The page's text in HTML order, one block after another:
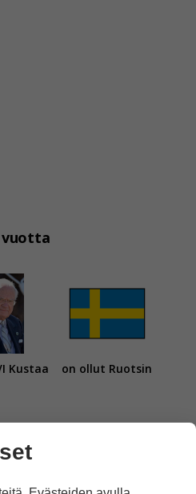
vuotta
Kustaa on ollut Ruotsin